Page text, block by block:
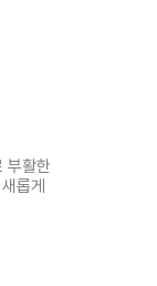
부활한
롭게